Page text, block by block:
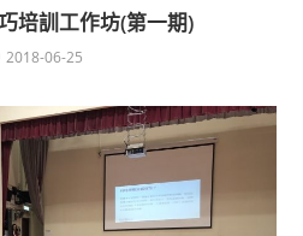
培訓工作坊(第一期)
2018-06-25